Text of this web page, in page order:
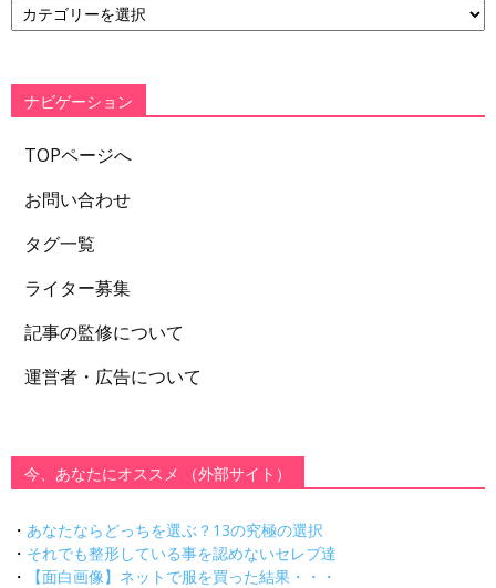
テ
ー
ナビゲーション
TOPページへ
お問い合わせ
タグ一覧
ライター募集
記事の監修について
運営者・広告について
今、あなたにオススメ （外部サイト）
・ あなたならどっちを選ぶ？13の究極の選択
・ それでも整形している事を認めないセレブ達
・
【面白画像】ネットで服を買った結果・・・